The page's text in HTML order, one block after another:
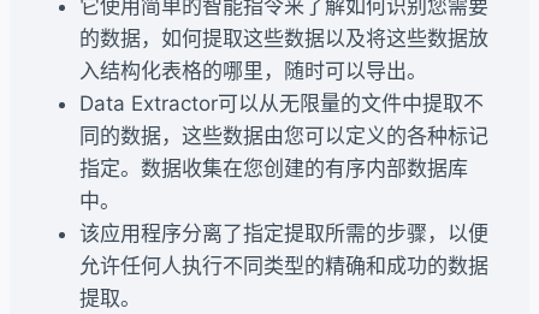
它使用简单的智能指令来了解如何识别您需要
的数据，如何提取这些数据以及将这些数据放
入结构化表格的哪里，随时可以导出。
Data Extractor可以从无限量的文件中提取不
同的数据，这些数据由您可以定义的各种标记
指定。数据收集在您创建的有序内部数据库
中。
该应用程序分离了指定提取所需的步骤，以便
允许任何人执行不同类型的精确和成功的数据
提取。